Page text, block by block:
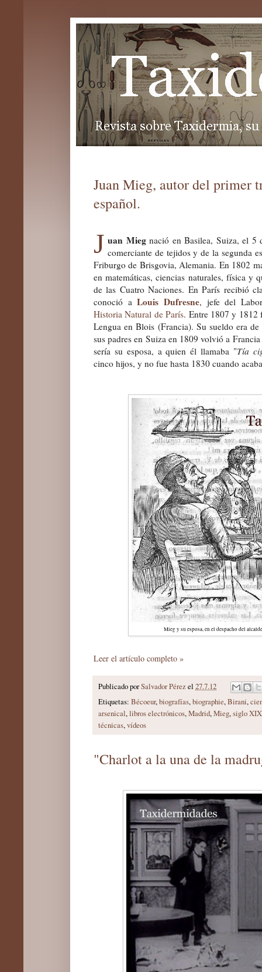
Juan Mieg, autor del primer
español.
J uan Miegnació en Basilea, Suiza, el 5
comerciante de tejidos y de la segunda
Friburgo de Brisgovia, Alemania. En 1802
enmatemáticas, ciencias naturales, física
de las Cuatro Naciones. En París recibió
conoció aLouis Dufresne, jefe del
Historia Natural de París. Entre 1807 y 1812
Lengua en Blois (Francia). Su sueldo era
sus padres en Suiza en 1809 volvió a
sería su esposa, a quien él llamaba "Tía
cinco hijos, y no fue hasta 1830 cuando
Mieg y su esposa, en el despacho del
Leer el artículo completo »
Publicado porSalvador Pérezel 27.7.12
Etiquetas: Bécoeur,biografías,biographie,Birani,
arsenical,libros electrónicos,Madrid,Mieg,siglo XIX
técnicas,vídeos
"Charlot a la una de la